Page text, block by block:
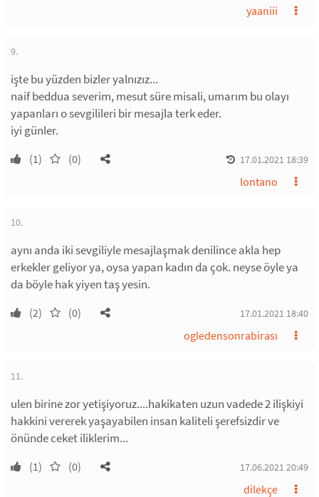
yaaniii
9.
işte bu yüzden bizler yalnızız...
naif beddua severim, mesut süre misali, umarım bu olayı
yapanları o sevgilileri bir mesajla terk eder.
iyi günler.
(1) (0) 17.01.2021 18:39
lontano
10.
aynı anda iki sevgiliyle mesajlaşmak denilince akla hep
erkekler geliyor ya, oysa yapan kadın da çok. neyse öyle ya
da böyle hak yiyen taş yesin.
(2) (0) 17.01.2021 18:40
ogledensonrabirası
11.
ulen birine zor yetişiyoruz....hakikaten uzun vadede 2 ilişkiyi
hakkini vererek yaşayabilen insan kaliteli şerefsizdir ve
önünde ceket iliklerim...
(1) (0) 17.06.2021 20:49
dilekçe